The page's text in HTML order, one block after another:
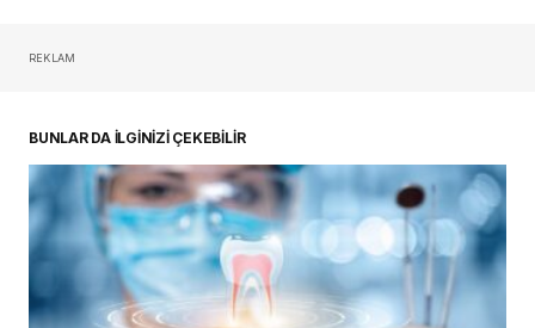
REKLAM
BUNLAR DA İLGİNİZİ ÇEKEBİLİR